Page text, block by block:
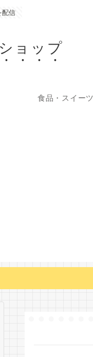
配信
ョップ
食品・スイーツ